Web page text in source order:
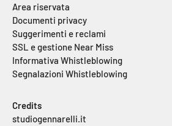
Area riservata
Documenti privacy
Suggerimenti e reclami
SSL e gestione Near Miss
Informativa Whistleblowing
Segnalazioni Whistleblowing
Credits
studiogennarelli.it